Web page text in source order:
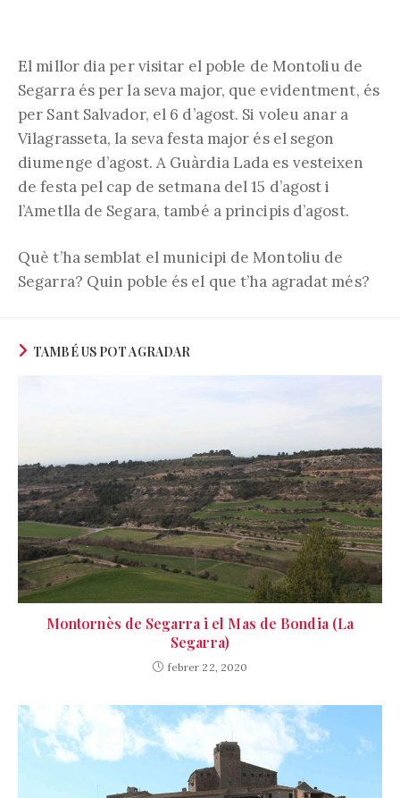
El millor dia per visitar el poble de Montoliu de
Segarra és per la seva major, que evidentment, és
per Sant Salvador, el 6 d’agost. Si voleu anar a
Vilagrasseta, la seva festa major és el segon
diumenge d’agost. A Guàrdia Lada es vesteixen
de festa pel cap de setmana del 15 d’agost i
l’Ametlla de Segara, també a principis d’agost.
Què t’ha semblat el municipi de Montoliu de
Segarra? Quin poble és el que t’ha agradat més?
TAMBÉ US POT AGRADAR
Montornès de Segarra i el Mas de Bondia (La
Segarra)
febrer 22, 2020